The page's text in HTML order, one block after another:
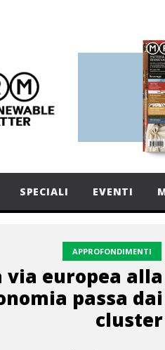
SPECIALI EVENTI
APPROFONDIMENTI
via europea alla
passa dai
cluster